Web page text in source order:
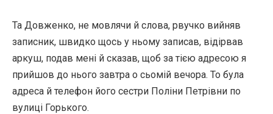
Та Довженко, не мовлячи й слова, рвучко вийняв
записник, швидко щось у ньому записав, відірвав
аркуш, подав мені й сказав, щоб за тією адресою я
прийшов до нього завтра о сьомій вечора. То була
адреса й телефон його сестри Поліни Петрівни по
вулиці Горького.